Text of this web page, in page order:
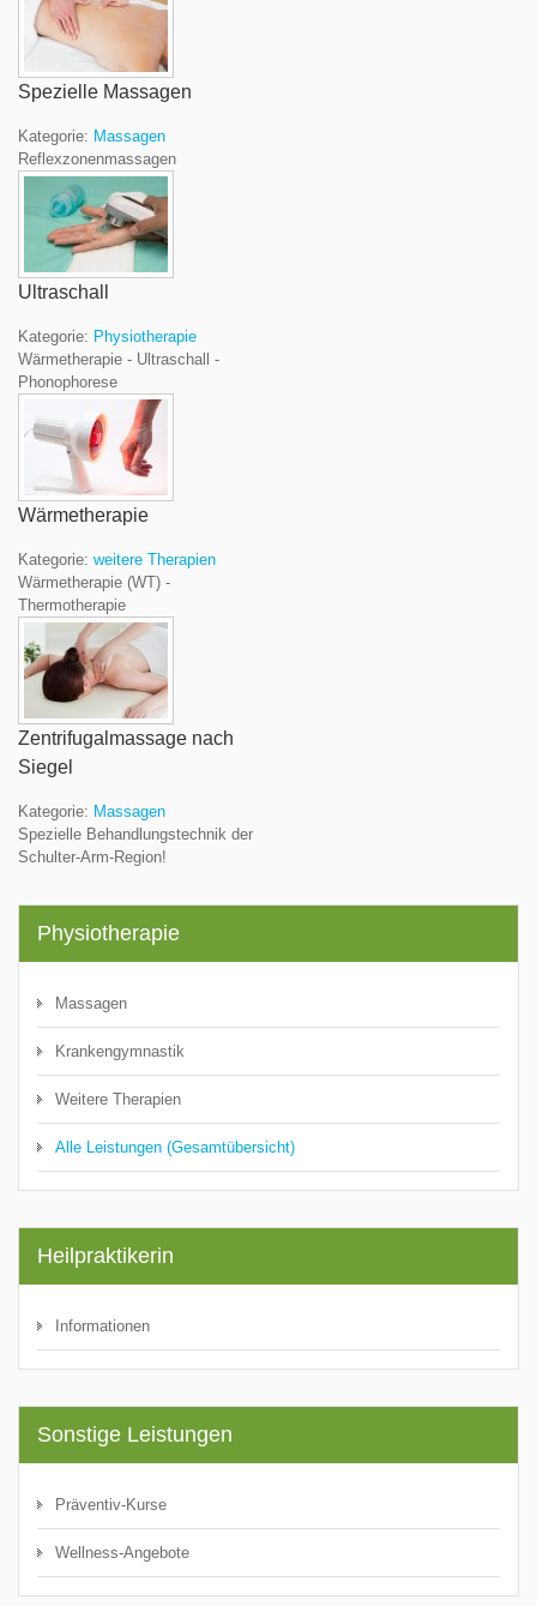
Spezielle Massagen
Kategorie: Massagen
Reflexzonenmassagen
Ultraschall
Kategorie: Physiotherapie
Wärmetherapie - Ultraschall -
Phonophorese
Wärmetherapie
Kategorie: weitere Therapien
Wärmetherapie (WT) -
Thermotherapie
Zentrifugalmassage nach
Siegel
Kategorie: Massagen
Spezielle Behandlungstechnik der
Schulter-Arm-Region!
Physiotherapie
Massagen
Krankengymnastik
Weitere Therapien
Alle Leistungen (Gesamtübersicht)
Heilpraktikerin
Informationen
Sonstige Leistungen
Präventiv-Kurse
Wellness-Angebote